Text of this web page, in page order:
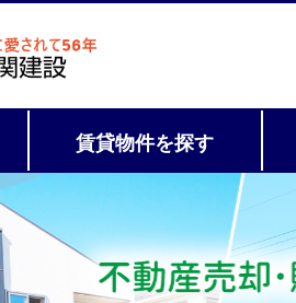
賃貸物件を探す